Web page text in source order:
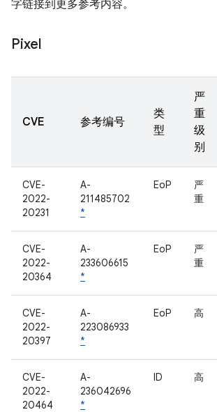
字链接到更多参考内容。
Pixel
CVE 参考编号
类
型
严
重
级
别
CVE-
2022-
20231
A-
211485702
*
EoP
严
重
CVE-
2022-
20364
A-
233606615
*
EoP
严
重
CVE-
2022-
20397
A-
223086933
*
EoP 高
CVE-
2022-
20464
A-
236042696
*
ID 高